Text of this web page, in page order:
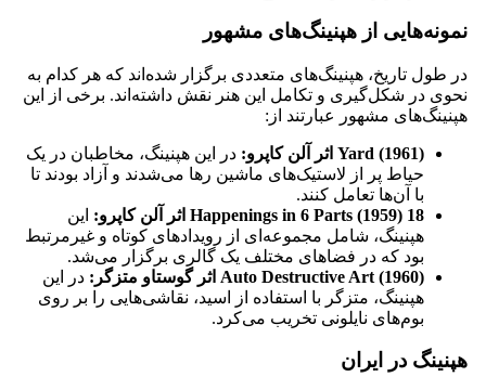
نمونه‌هایی از هپنینگ‌های مشهور
در طول تاریخ، هپنینگ‌های متعددی برگزار شده‌اند که هر کدام به
نحوی در شکل‌گیری و تکامل این هنر نقش داشته‌اند. برخی از این
هپنینگ‌های مشهور عبارتند از:
Yard (1961) اثر آلن کاپرو:
در این هپنینگ، مخاطبان در یک
حیاط پر از لاستیک‌های ماشین رها می‌شدند و آزاد بودند تا
با آن‌ها تعامل کنند.
18 Happenings in 6 Parts (1959) اثر آلن کاپرو:
این
هپنینگ، شامل مجموعه‌ای از رویدادهای کوتاه و غیرمرتبط
بود که در فضاهای مختلف یک گالری برگزار می‌شد.
Auto Destructive Art (1960) اثر گوستاو متزگر:
در این
هپنینگ، متزگر با استفاده از اسید، نقاشی‌هایی را بر روی
بوم‌های نایلونی تخریب می‌کرد.
هپنینگ در ایران